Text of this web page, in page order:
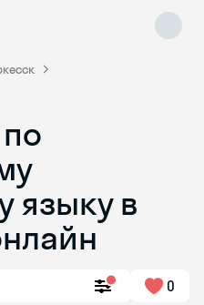
языку в
0